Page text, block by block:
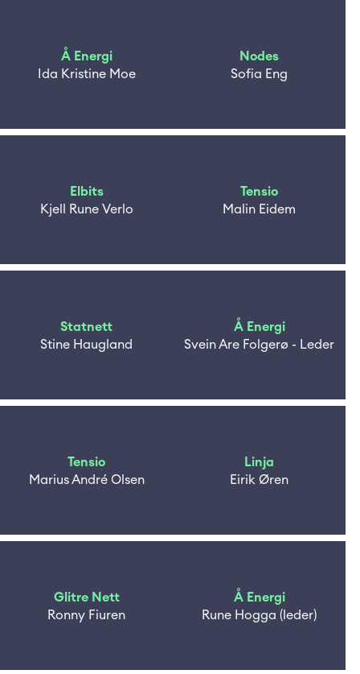
Å Energi
Ida Kristine Moe
Nodes
Sofia Eng
Elbits
Kjell Rune Verlo
Tensio
Malin Eidem
Statnett
Stine Haugland
Å Energi
Svein Are Folgerø - Leder
Tensio
Marius André Olsen
Linja
Eirik Øren
Glitre Nett
Ronny Fiuren
Å Energi
Rune Hogga (leder)